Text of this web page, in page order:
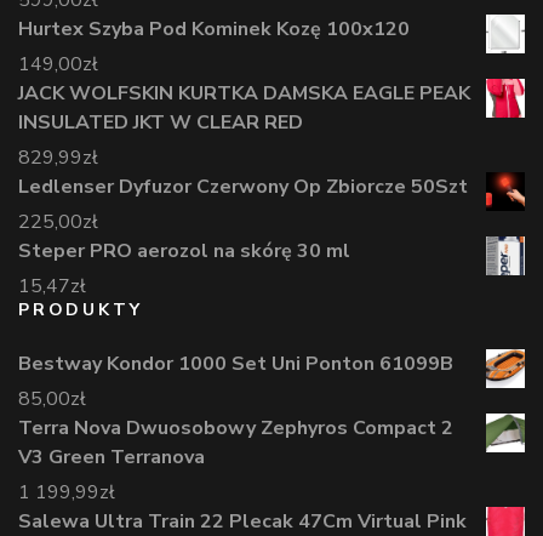
Hurtex Szyba Pod Kominek Kozę 100x120
149,00zł
JACK WOLFSKIN KURTKA DAMSKA EAGLE PEAK
INSULATED JKT W CLEAR RED
829,99zł
Ledlenser Dyfuzor Czerwony Op Zbiorcze 50Szt
225,00zł
Steper PRO aerozol na skórę 30 ml
15,47zł
PRODUKTY
Bestway Kondor 1000 Set Uni Ponton 61099B
85,00zł
Terra Nova Dwuosobowy Zephyros Compact 2
V3 Green Terranova
1 199,99zł
Salewa Ultra Train 22 Plecak 47Cm Virtual Pink